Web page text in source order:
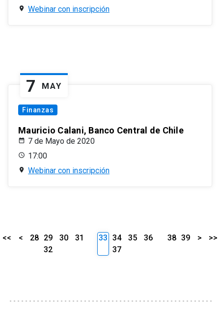
Webinar con inscripción
7 MAY
Finanzas
Mauricio Calani, Banco Central de Chile
7 de Mayo de 2020
17:00
Webinar con inscripción
<< < 28 29 30
31
32
33 34 35
36
37
38 39 > >>